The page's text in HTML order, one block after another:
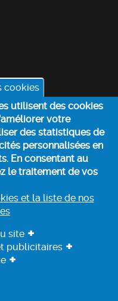
cookies
utilisent des cookies
votre
des statistiques de
personnalisées en
En consentant au
le traitement de vos
et la liste de nos
site +
publicitaires +
+